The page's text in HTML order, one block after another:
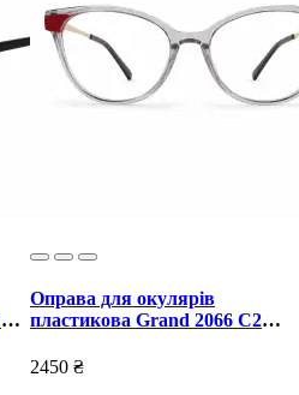
Оправа для окулярів
пластикова Grand 2066 C2
2450 ₴